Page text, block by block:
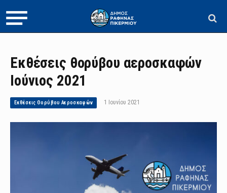
Εκθέσεις θορύβου αεροσκαφών
Ιούνιος 2021
Εκθέσεις Θορύβου Αεροσκαφών 1 Ιουνίου 2021